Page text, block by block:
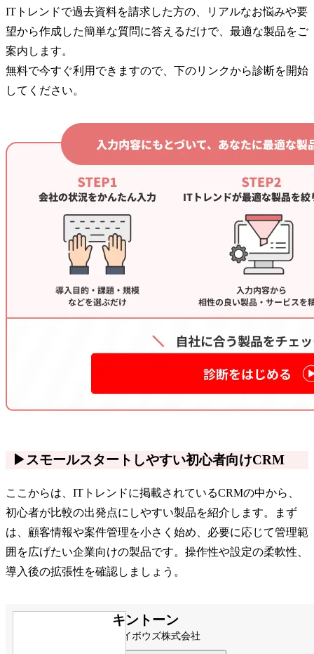
ITトレンドで過去資料を請求した方の、リアルなお悩みや要
望から作成した簡単な質問に答えるだけで、最適な製品をご
案内します。
無料で今すぐ利用できますので、下のリンクから診断を開始
してください。
▶スモールスタートしやすい初心者向けCRM
ここからは、ITトレンドに掲載されているCRMの中から、
初心者が比較の出発点にしやすい製品を紹介します。まず
は、顧客情報や案件管理を小さく始め、必要に応じて管理範
囲を広げたい企業向けの製品です。操作性や設定の柔軟性、
導入後の拡張性を確認しましょう。
キントーン
サイボウズ株式会社